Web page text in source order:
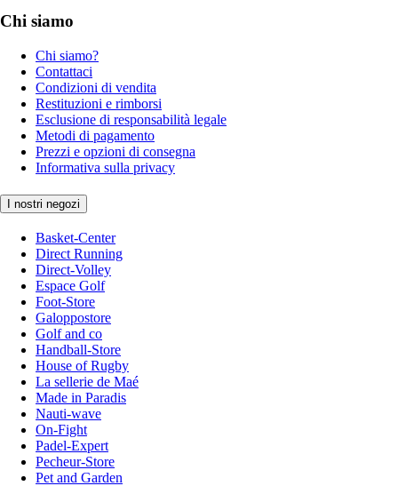
Chi siamo
Chi siamo?
Contattaci
Condizioni di vendita
Restituzioni e rimborsi
Esclusione di responsabilità legale
Metodi di pagamento
Prezzi e opzioni di consegna
Informativa sulla privacy
I nostri negozi
Basket-Center
Direct Running
Direct-Volley
Espace Golf
Foot-Store
Galoppostore
Golf and co
Handball-Store
House of Rugby
La sellerie de Maé
Made in Paradis
Nauti-wave
On-Fight
Padel-Expert
Pecheur-Store
Pet and Garden